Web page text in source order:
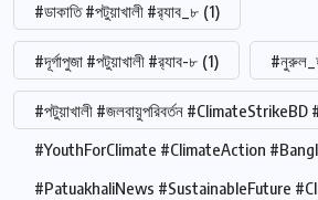
#ডাকাতি #পটুয়াখালী #র‍্যাব_৮ (1)
#দূর্গাপুজা #পটুয়াখালী #র‍্যাব-৮ (1)
#পটুয়াখালী #জলবায়ুপরিবর্তন #ClimateStrikeBD
#YouthForClimate #ClimateAction
#PatuakhaliNews #SustainableFuture